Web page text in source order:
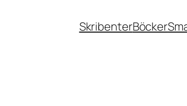
SkribenterBöcker